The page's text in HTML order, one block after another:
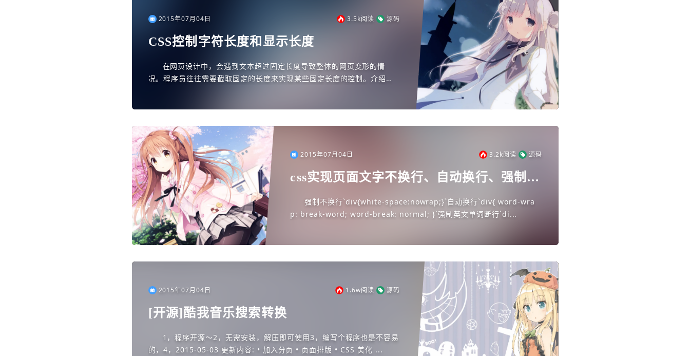
2015年07月04日 3.5k阅读 源码
CSS控制字符长度和显示长度
在网页设计中，会遇到文本超过固定长度导致整体的网页变形的情
况。程序员往往需要截取固定的长度来实现某些固定长度的控制。介绍一
2015年07月04日 3.2k阅读 源码
css实现页面文字不换行、自动换行、强制换
强制不换行`div{white-space:nowrap;}`自动换行`div{ word-wra
p: break-word; word-break: normal; }`强制英文单词断行`di...
2015年07月04日 1.6w阅读 源码
[开源]酷我音乐搜索转换
1，程序开源～2，无需安装，解压即可使用3，编写个程序也是不容易
的，4，2015-05-03 更新内容: • 加入分页 • 页面排版 • CSS 美化 ...